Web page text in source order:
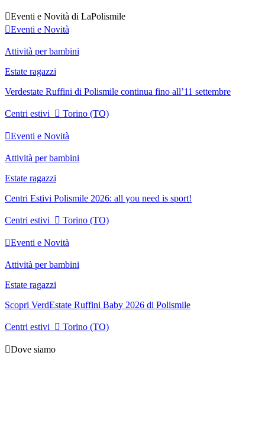
Eventi e Novità di LaPolismile
Eventi e Novità
Attività per bambini
Estate ragazzi
Verdestate Ruffini di Polismile continua fino all’11 settembre
Centri estivi  Torino (TO)
Eventi e Novità
Attività per bambini
Estate ragazzi
Centri Estivi Polismile 2026: all you need is sport!
Centri estivi  Torino (TO)
Eventi e Novità
Attività per bambini
Estate ragazzi
Scopri VerdEstate Ruffini Baby 2026 di Polismile
Centri estivi  Torino (TO)
Dove siamo